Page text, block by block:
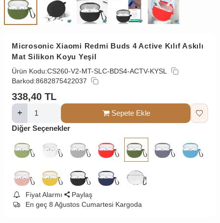
Microsonic Xiaomi Redmi Buds 4 Active Kılıf Askılı
Mat Silikon Koyu Yeşil
Ürün Kodu:CS260-V2-MT-SLC-BDS4-ACTV-KYSL
Barkod:8682875422037
338,40 TL
Sepete Ekle
Diğer Seçenekler
Fiyat Alarmı
Paylaş
En geç 8 Ağustos Cumartesi Kargoda